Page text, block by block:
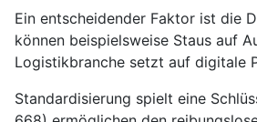
Ein entscheidender Faktor ist die
können beispielsweise Staus auf
Logistikbranche setzt auf digitale
Standardisierung spielt eine